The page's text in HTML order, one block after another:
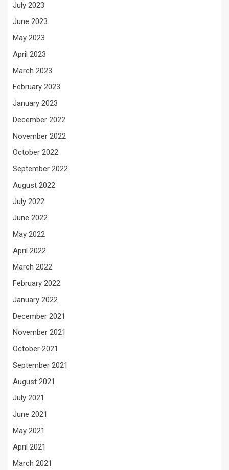
July 2023
June 2023
May 2023
April 2023
March 2023
February 2023
January 2023
December 2022
November 2022
October 2022
September 2022
August 2022
July 2022
June 2022
May 2022
April 2022
March 2022
February 2022
January 2022
December 2021
November 2021
October 2021
September 2021
August 2021
July 2021
June 2021
May 2021
April 2021
March 2021